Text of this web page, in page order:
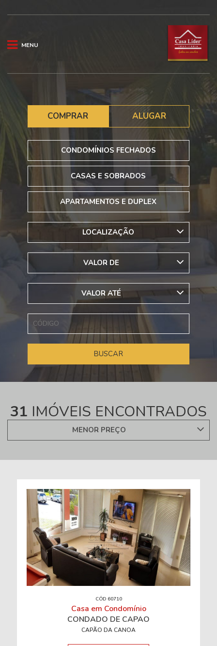
MENU
COMPRAR ALUGAR
CONDOMÍNIOS FECHADOS
CASAS E SOBRADOS
APARTAMENTOS E DUPLEX
LOCALIZAÇÃO
VALOR DE
VALOR ATÉ
31 IMÓVEIS ENCONTRADOS
MENOR PREÇO
CÓD 60710
Casa em Condomínio
CONDADO DE CAPÃO
CAPÃO DA CANOA